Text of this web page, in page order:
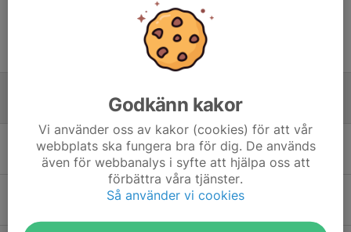
27 jul, 20:18 0
Glad Sommar!
11 jul, 21:41 0
KM + avslutning
Godkänn kakor
Vi använder oss av kakor (cookies) för att vår
webbplats ska fungera bra för dig. De används
även för webbanalys i syfte att hjälpa oss att
förbättra våra tjänster.
Så använder vi cookies